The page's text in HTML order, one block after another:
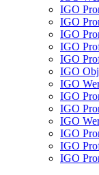
IGO
IGO
IGO
IGO
IGO
IGO
IGO
IGO
IGO
IGO
IGO
IGO
IGO